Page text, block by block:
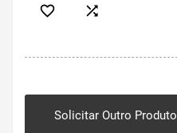
 
Solicitar Outro Produto